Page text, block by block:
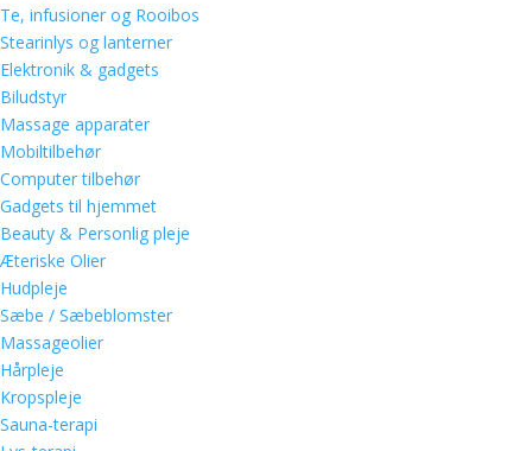
Te, infusioner og Rooibos
Stearinlys og lanterner
Elektronik & gadgets
Biludstyr
Massage apparater
Mobiltilbehør
Computer tilbehør
Gadgets til hjemmet
Beauty & Personlig pleje
Æteriske Olier
Hudpleje
Sæbe / Sæbeblomster
Massageolier
Hårpleje
Kropspleje
Sauna-terapi